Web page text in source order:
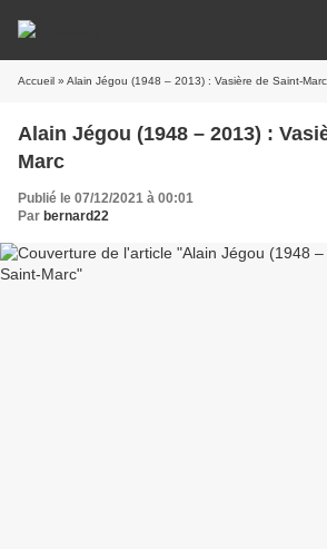
Accueil » Alain Jégou (1948 – 2013) : Vasière de Saint-Marc
Alain Jégou (1948 – 2013) :
Marc
Publié le 07/12/2021 à 00:01
Par bernard22